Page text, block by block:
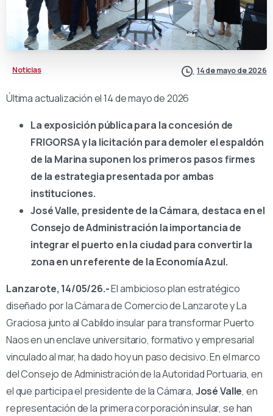
Noticias 14 de mayo de 2026
Última actualización el 14 de mayo de 2026
La exposición pública para la concesión de
FRIGORSA y la licitación para demoler el espaldón
de la Marina suponen los primeros pasos firmes
de la estrategia presentada por ambas
instituciones.
José Valle, presidente de la Cámara, destaca en el
Consejo de Administración la importancia de
integrar el puerto en la ciudad para convertir la
zona en un referente de la Economía Azul.
Lanzarote, 14/05/26.-El ambicioso plan estratégico
diseñado por la Cámara de Comercio de Lanzarote y La
Graciosa junto al Cabildo insular para transformar Puerto
Naos en un enclave universitario, formativo y empresarial
vinculado al mar, ha dado hoy un paso decisivo. En el marco
del Consejo de Administración de la Autoridad Portuaria, en
el que participa el presidente de la Cámara, José Valle, en
representación de la primera corporación insular, se han